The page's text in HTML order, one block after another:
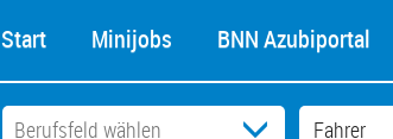
Start Minijobs BNN Azubiportal